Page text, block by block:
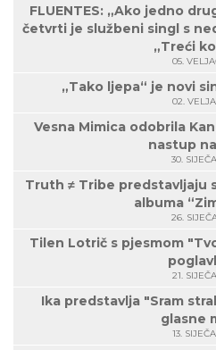
FLUENTES: „Ako jedno
četvrti je službeni singl s
„Treći
05.
„Tako ljepa“ je novi
02.
Vesna Mimica odobrila
nastup
30.
Truth ≠ Tribe predstavljaju
albuma
26.
Tilen Lotrič s pjesmom
21.
Ika predstavlja "Sram
glasne
13.